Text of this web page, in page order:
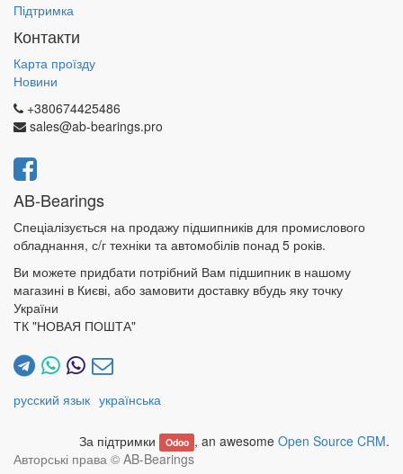
Підтримка
Контакти
Карта проїзду
Новини
+380674425486
sales@ab-bearings.pro
AB-Bearings
Спеціалізується на продажу підшипників для промислового
обладнання, с/г техніки та автомобілів понад 5 років.
Ви можете придбати потрібний Вам підшипник в нашому
магазині в Києві, або замовити доставку вбудь яку точку
України
ТК "НОВАЯ ПОШТА"
русский язык українська
За підтримки Odoo , an awesome Open Source CRM.
Авторські права © AB-Bearings